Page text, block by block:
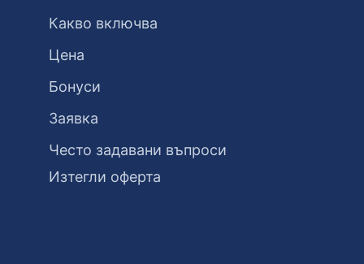
Какво включва
Цена
Бонуси
Заявка
Често задавани въпроси
Изтегли оферта